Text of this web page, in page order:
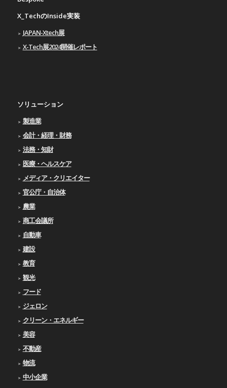
X_TechのInside実装
JAPAN-Xtech展
X-Tech展2024開催レポート
ソリューション
製造業
会計・経理・財務
法務・知財
医療・ヘルスケア
メディア・クリエイター
官公庁・自治体
農業
商工会議所
自動車
建設
教育
観光
フード
ジェロン
クリーン・エネルギー
美容
不動産
物流
中小企業